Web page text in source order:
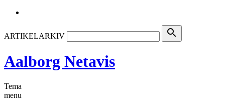
ARTIKELARKIV search
Aalborg Netavis
Tema
menu